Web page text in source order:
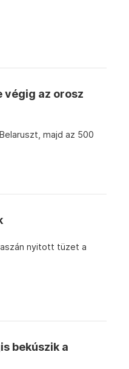
az orosz
majd az 500
nyitott tüzet a
bekúszik a